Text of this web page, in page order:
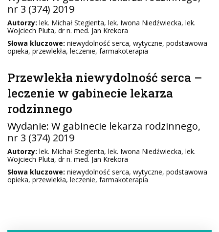
nr 3 (374) 2019
Autorzy: lek. Michał Stegienta, lek. Iwona Niedźwiecka, lek.
Wojciech Pluta, dr n. med. Jan Krekora
Słowa kluczowe: niewydolność serca, wytyczne, podstawowa
opieka, przewlekła, leczenie, farmakoterapia
Przewlekła niewydolność serca –
leczenie w gabinecie lekarza
rodzinnego
Wydanie: W gabinecie lekarza rodzinnego,
nr 3 (374) 2019
Autorzy: lek. Michał Stegienta, lek. Iwona Niedźwiecka, lek.
Wojciech Pluta, dr n. med. Jan Krekora
Słowa kluczowe: niewydolność serca, wytyczne, podstawowa
opieka, przewlekła, leczenie, farmakoterapia